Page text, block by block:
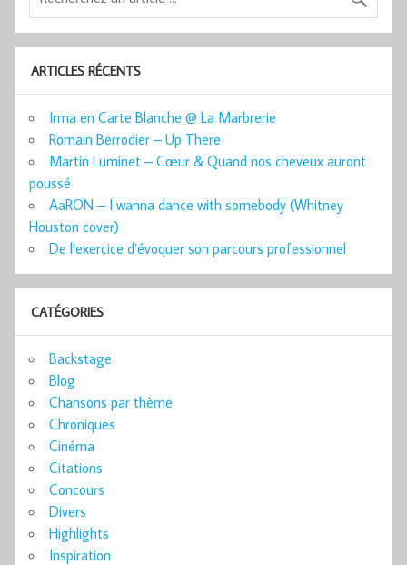
ARTICLES RÉCENTS
Irma en Carte Blanche @ La Marbrerie
Romain Berrodier – Up There
Martin Luminet – Cœur & Quand nos cheveux auront
poussé
AaRON – I wanna dance with somebody (Whitney
Houston cover)
De l’exercice d’évoquer son parcours professionnel
CATÉGORIES
Backstage
Blog
Chansons par thème
Chroniques
Cinéma
Citations
Concours
Divers
Highlights
Inspiration